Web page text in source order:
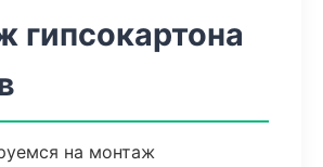
гипсокартона
на монтаж